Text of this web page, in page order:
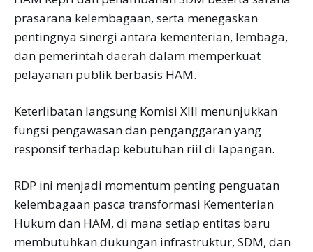
prasarana kelembagaan, serta menegaskan
pentingnya sinergi antara kementerian, lembaga,
dan pemerintah daerah dalam memperkuat
pelayanan publik berbasis HAM.
Keterlibatan langsung Komisi XIII menunjukkan
fungsi pengawasan dan penganggaran yang
responsif terhadap kebutuhan riil di lapangan.
RDP ini menjadi momentum penting penguatan
kelembagaan pasca transformasi Kementerian
Hukum dan HAM, di mana setiap entitas baru
membutuhkan dukungan infrastruktur, SDM, dan